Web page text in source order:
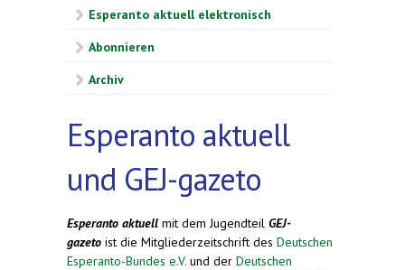
Esperanto aktuell elektronisch
Abonnieren
Archiv
Esperanto aktuell
und GEJ-gazeto
Esperanto aktuell mit dem Jugendteil GEJ-
gazeto ist die Mitgliederzeitschrift des Deutschen
Esperanto-Bundes e.V. und der Deutschen